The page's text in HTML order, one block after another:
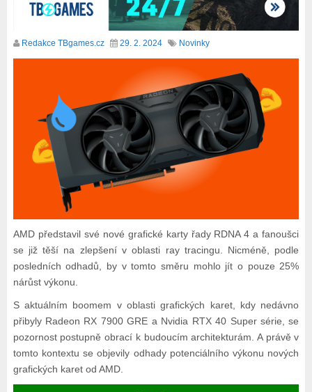
Redakce TBgames.cz 29. 2. 2024 Novinky
AMD představil své nové grafické karty řady RDNA 4 a fanoušci
se již těší na zlepšení v oblasti ray tracingu. Nicméně, podle
posledních odhadů, by v tomto směru mohlo jít o pouze 25%
nárůst výkonu.
S aktuálním boomem v oblasti grafických karet, kdy nedávno
přibyly Radeon RX 7900 GRE a Nvidia RTX 40 Super série, se
pozornost postupně obrací k budoucím architekturám. A právě v
tomto kontextu se objevily odhady potenciálního výkonu nových
grafických karet od AMD.